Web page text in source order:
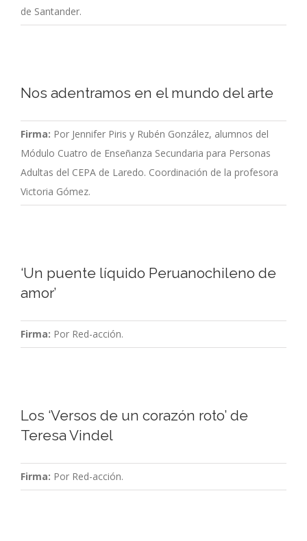
de Santander.
Nos adentramos en el mundo del arte
Firma: Por Jennifer Piris y Rubén González, alumnos del
Módulo Cuatro de Enseñanza Secundaria para Personas
Adultas del CEPA de Laredo. Coordinación de la profesora
Victoria Gómez.
‘Un puente líquido Peruanochileno de
amor’
Firma: Por Red-acción.
Los ‘Versos de un corazón roto’ de
Teresa Vindel
Firma: Por Red-acción.